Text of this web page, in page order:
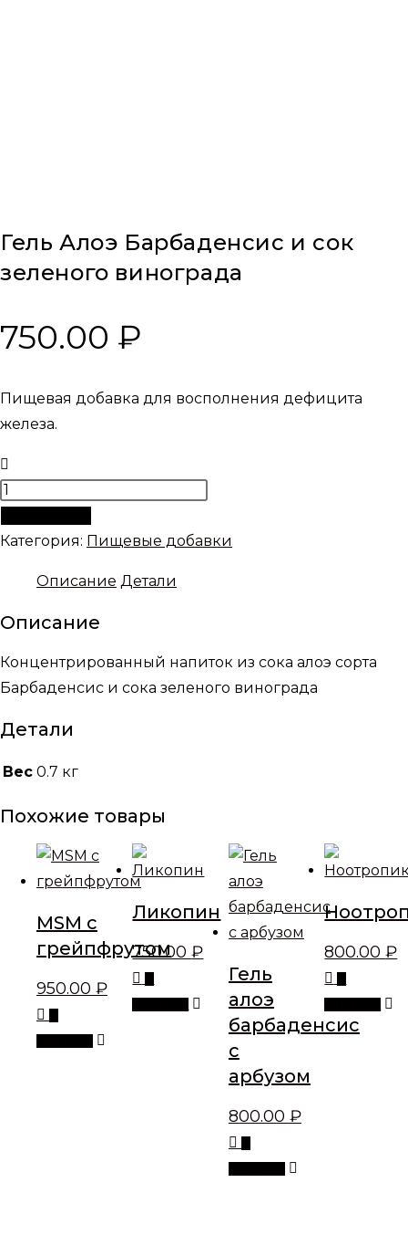
Гель Алоэ Барбаденсис и сок
зеленого винограда
750.00 ₽
Пищевая добавка для восполнения дефицита
железа.
Количество
Гель
Барбаденсис
и
зеленого
винограда
Категория: Пищевые добавки
Описание Детали
Описание
Концентрированный напиток из сока алоэ сорта
Барбаденсис и сока зеленого винограда
Детали
Вес 0.7 кг
Похожие товары
MSM с
грейпфрутом
950.00 ₽
Ликопин
750.00₽
Гель
алоэ
барбаденсис
с
арбузом
800.00 ₽
800.00₽